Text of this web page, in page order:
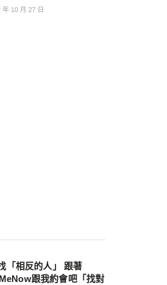
10 月 27 日
「相反的人」 跟著
跟我約會吧「找對